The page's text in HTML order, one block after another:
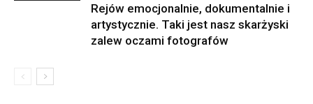
Rejów emocjonalnie, dokumentalnie i
artystycznie. Taki jest nasz skarżyski
zalew oczami fotografów